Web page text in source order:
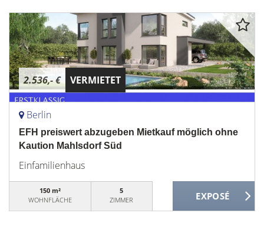
2.536,- € VERMIETET
Berlin
EFH preiswert abzugeben Mietkauf möglich ohne
Kaution Mahlsdorf Süd
Einfamilienhaus
150 m²
WOHNFLÄCHE
5
ZIMMER